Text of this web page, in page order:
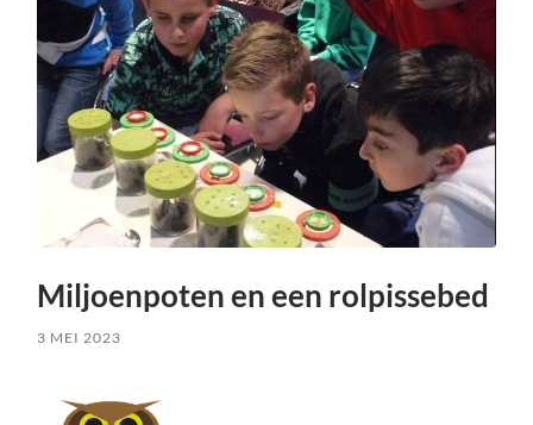
Miljoenpoten en een rolpissebed
3 MEI 2023